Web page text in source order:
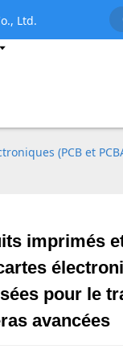
Ltd.
(PCB et
imprimés
pour le
avancées